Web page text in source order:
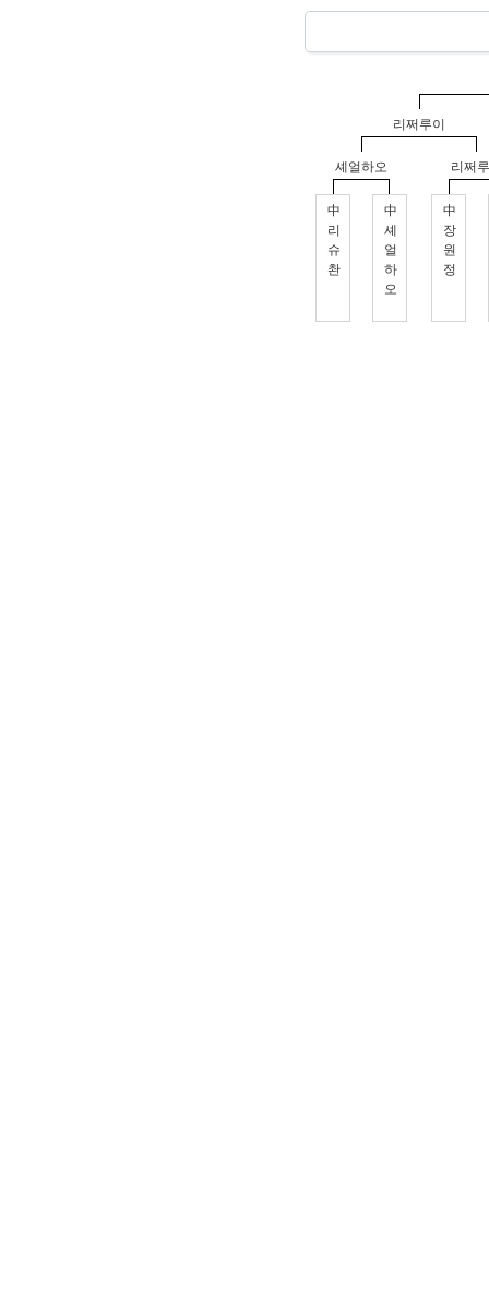
리쩌루이
셰얼하오
中
리
슈
촨
中
셰
얼
하
오
리쩌
中
장
원
정